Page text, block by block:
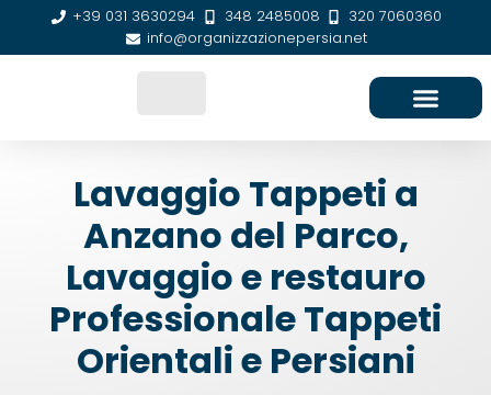
+39 031 3630294 348 2485008
320 7060360
info@organizzazionepersia.net
Lavaggio Tappeti a
Anzano del Parco,
Lavaggio e restauro
Professionale Tappeti
Orientali e Persiani